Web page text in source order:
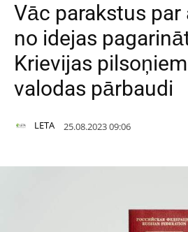
Vāc parakstus
no idejas
Krievijas
valodas pārbaudi
LETA 25.08.2023 09:06